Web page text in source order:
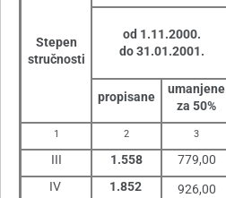
Stepen
stručnosti
od 1.11.2000.
do 31.01.2001.
propisane
umanjene
za 50%
1 2 3
III 1.558 779,00
IV
1.852 926,00